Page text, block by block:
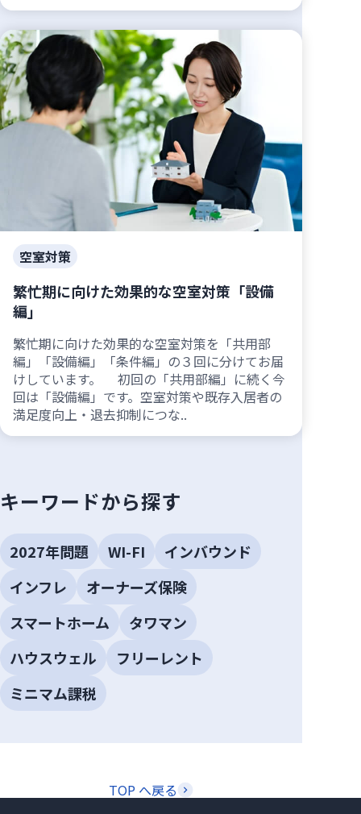
空室対策
繁忙期に向けた効果的な空室対策「設備
編」
繁忙期に向けた効果的な空室対策を「共用部
編」「設備編」「条件編」の３回に分けてお届
けしています。 初回の「共用部編」に続く今
回は「設備編」です。空室対策や既存入居者の
満足度向上・退去抑制につな..
キーワードから探す
2027年問題 WI-FI
インバウンド
インフレ
オーナーズ保険
スマートホーム
タワマン
ハウスウェル
フリーレント
ミニマム課税
TOP へ戻る